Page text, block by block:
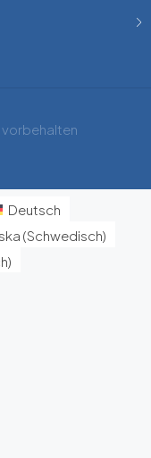
vorbehalten
Deutsch
(Schwedisch)
)